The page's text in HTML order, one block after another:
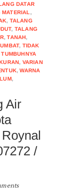
DATAR
MATERIAL ,
, TALANG
, TALANG
,TANAH,
, TIDAK
TUMBUHNYA
, VARIAN
,WARNA
,
Air
/